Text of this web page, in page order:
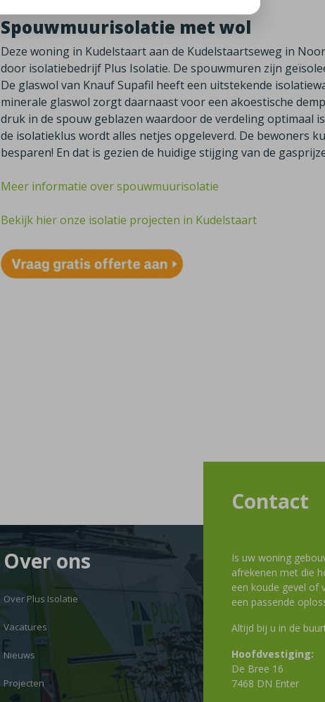
Spouwmuurisolatie met wol
Deze woning in Kudelstaart aan de Kudelstaartseweg in
door isolatiebedrijf Plus Isolatie. De spouwmuren zijn
De glaswol van Knauf Supafil heeft een uitstekende
minerale glaswol zorgt daarnaast voor een akoestische
druk in de spouw geblazen waardoor de verdeling optimaal
de isolatieklus wordt alles netjes opgeleverd. De bewoners
besparen! En dat is gezien de huidige stijging van de
Meer informatie over spouwmuurisolatie
Bekijk hier onze isolatie projecten in Kudelstaart
Over ons
Over Plus Isolatie
Vacatures
Nieuws
Projecten
Contact
Is uw woning
afrekenen met die
een koude gevel of
een passende
Altijd bij u in de
Hoofdvestiging:
De Bree 16
7468 DN Enter